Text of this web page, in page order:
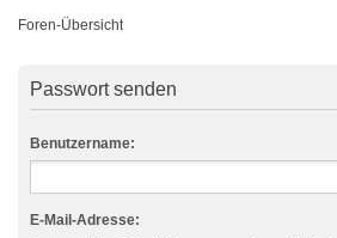
Foren-Übersicht
Passwort senden
Benutzername:
E-Mail-Adresse: